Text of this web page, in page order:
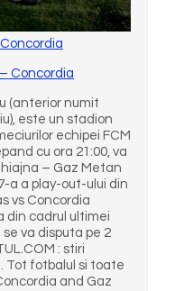
Concordia
(anterior numit
este un stadion
echipei FCM
cu ora 21:00, va
– Gaz Metan
a a play-out-ului din
vs Concordia
din cadrul ultimei
va disputa pe 2
: stiri
Tot fotbalul si toate
and Gaz